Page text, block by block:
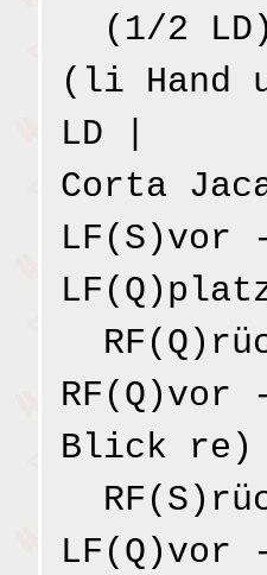
(1/2
(li Hand
LD |
Corta
LF(S)vor
Blick re)
LF(Q)vor